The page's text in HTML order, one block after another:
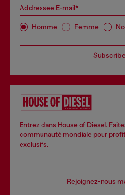
Addressee E-mail*
Homme Femme
Subscribe
Entrez dans House of Diesel.
communauté mondiale pour
exclusifs.
Rejoignez-nous